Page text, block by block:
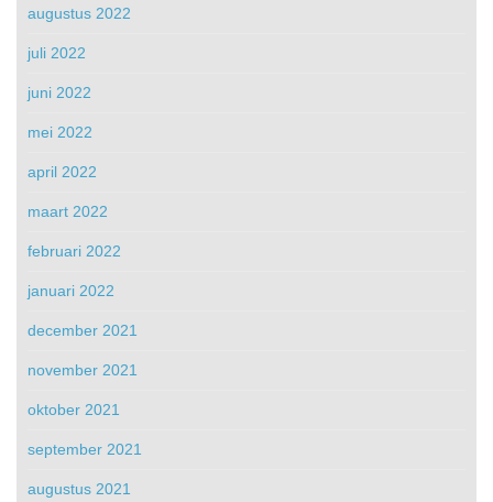
augustus 2022
juli 2022
juni 2022
mei 2022
april 2022
maart 2022
februari 2022
januari 2022
december 2021
november 2021
oktober 2021
september 2021
augustus 2021